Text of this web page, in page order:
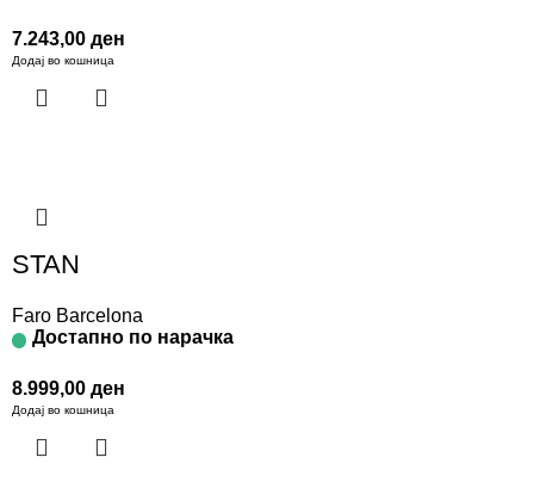
7.243,00 ден
Додај во кошница
STAN
Faro Barcelona
Достапно по нарачка
8.999,00 ден
Додај во кошница